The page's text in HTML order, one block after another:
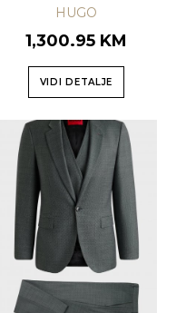
HUGO
1,300.95 KM
VIDI DETALJE